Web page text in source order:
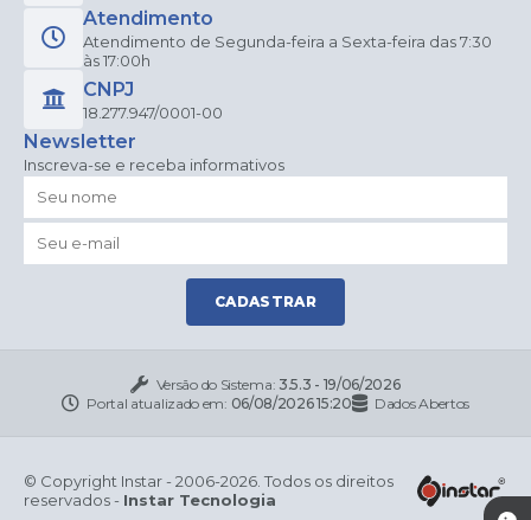
Atendimento
Atendimento de Segunda-feira a Sexta-feira das 7:30
às 17:00h
CNPJ
18.277.947/0001-00
Newsletter
Inscreva-se e receba informativos
CADASTRAR
Versão do Sistema: 3.5.3 - 19/06/2026
Portal atualizado em: 06/08/2026 15:20 Dados Abertos
© Copyright Instar - 2006-2026. Todos os direitos
reservados - Instar Tecnologia